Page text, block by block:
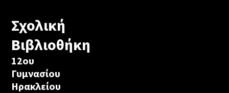
Σχολική
Βιβλιοθήκη
12ου
Γυμνασίου
Ηρακλείου